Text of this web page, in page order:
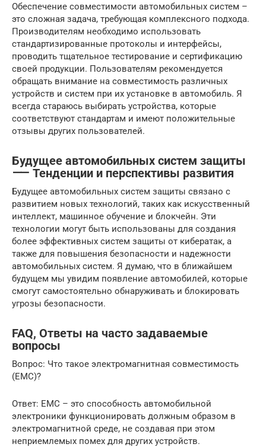
Обеспечение совместимости автомобильных систем –
это сложная задача, требующая комплексного подхода.
Производителям необходимо использовать
стандартизированные протоколы и интерфейсы,
проводить тщательное тестирование и сертификацию
своей продукции. Пользователям рекомендуется
обращать внимание на совместимость различных
устройств и систем при их установке в автомобиль. Я
всегда стараюсь выбирать устройства, которые
соответствуют стандартам и имеют положительные
отзывы других пользователей.
Будущее автомобильных систем защиты
⸺ Тенденции и перспективы развития
Будущее автомобильных систем защиты связано с
развитием новых технологий, таких как искусственный
интеллект, машинное обучение и блокчейн. Эти
технологии могут быть использованы для создания
более эффективных систем защиты от кибератак, а
также для повышения безопасности и надежности
автомобильных систем. Я думаю, что в ближайшем
будущем мы увидим появление автомобилей, которые
смогут самостоятельно обнаруживать и блокировать
угрозы безопасности.
FAQ, Ответы на часто задаваемые
вопросы
Вопрос: Что такое электромагнитная совместимость
(EMC)?
Ответ: EMC – это способность автомобильной
электроники функционировать должным образом в
электромагнитной среде, не создавая при этом
неприемлемых помех для других устройств.